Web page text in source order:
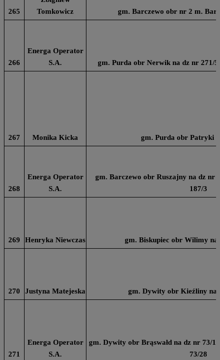
265
Tomkowicz
gm. Barczewo obr nr 2 m.
266
Energa Operator
S.A.
gm. Purda obr Nerwik na dz nr 271/
267 Monika Kicka gm. Purda obr Patryki
268
Energa Operator
S.A.
gm. Barczewo obr Ruszajny na dz nr
187/3
269 Henryka Niewczas gm. Biskupiec obr Wilimy na
270 Justyna Matejeska gm. Dywity obr Kieźliny na
271
Energa Operator
S.A.
gm. Dywity obr Brąswałd na dz nr 73/
73/28